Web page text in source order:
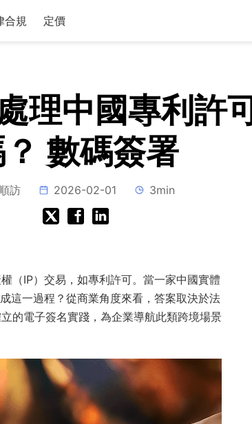
合規 定價
理中國專利許
數碼簽署
順訪 2026-02-01 3min
（IP）交易，如專利許可。當一家中國實體
這一過程？從商業角度來看，答案取決於法
的電子簽名實踐，為企業導航此類跨境場景